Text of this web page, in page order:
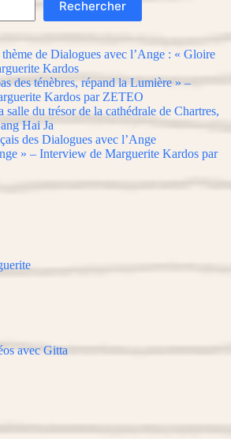
Rechercher
de Dialogues avec l’Ange : « Gloire
Kardos
des ténèbres, répand la Lumière » –
Kardos par ZETEO
salle du trésor de la cathédrale de Chartres,
Hai Ja
des Dialogues avec l’Ange
» – Interview de Marguerite Kardos par
avec Gitta